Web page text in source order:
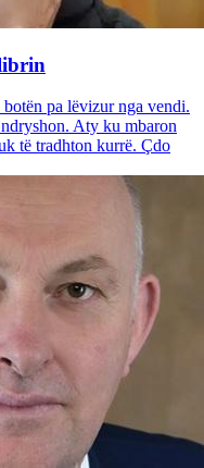
pa lëvizur nga vendi.
Aty ku mbaron
të tradhton kurrë. Çdo